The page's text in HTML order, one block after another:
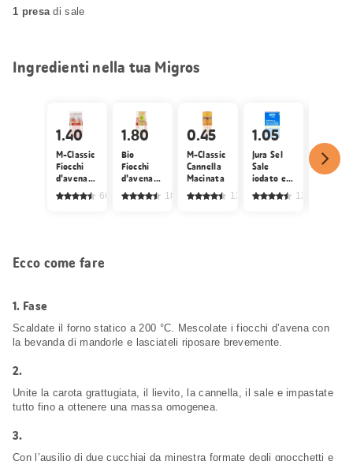
1 presa di sale
Ingredienti nella tua Migros
1.40
M-Classic
Fiocchi
d'avena
integrali
fini
668
1.80
Bio
Fiocchi
d'avena
svizzeri
fini
1818
0.45
M-Classic
Cannella
Macinata
134
1.05
Jura Sel
Sale
iodato e
fluorato
1241
1.95
Migros
Carote
Ecco come fare
1. Fase
Scaldate il forno statico a 200 °C. Mescolate i fiocchi d’avena con
la bevanda di mandorle e lasciateli riposare brevemente.
2.
Unite la carota grattugiata, il lievito, la cannella, il sale e impastate
tutto fino a ottenere una massa omogenea.
3.
Con l’ausilio di due cucchiai da minestra formate degli gnocchetti e